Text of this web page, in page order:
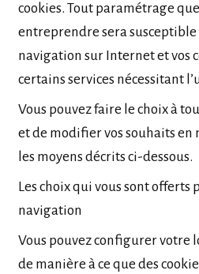
cookies. Tout paramétrage
entreprendre sera
navigation sur Internet et vos
certains services nécessitant
Vous pouvez faire le choix à
et de modifier vos souhaits en
les moyens décrits ci-dessous.
Les choix qui vous sont offerts
navigation
Vous pouvez configurer votre
de manière à ce que des